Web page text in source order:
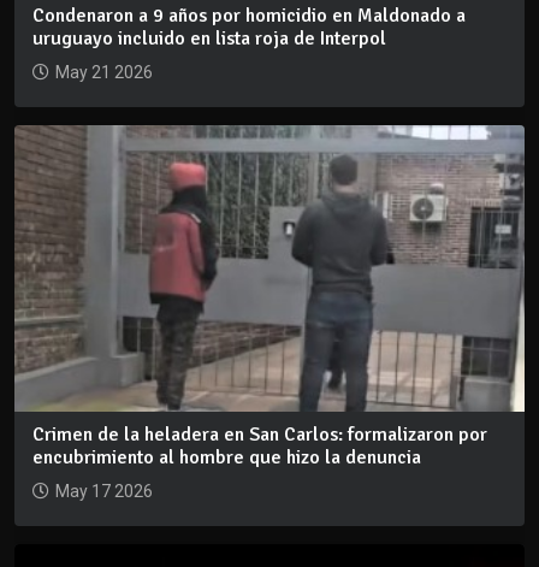
Condenaron a 9 años por homicidio en Maldonado a
uruguayo incluido en lista roja de Interpol
May 21 2026
Crimen de la heladera en San Carlos: formalizaron por
encubrimiento al hombre que hizo la denuncia
May 17 2026